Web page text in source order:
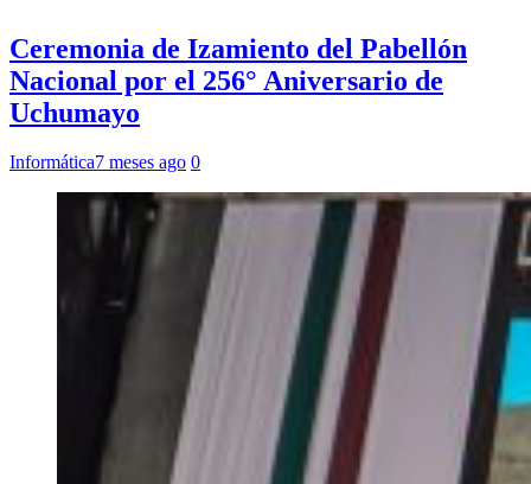
Ceremonia de Izamiento del Pabellón
Nacional por el 256° Aniversario de
Uchumayo
Informática7 meses ago 0